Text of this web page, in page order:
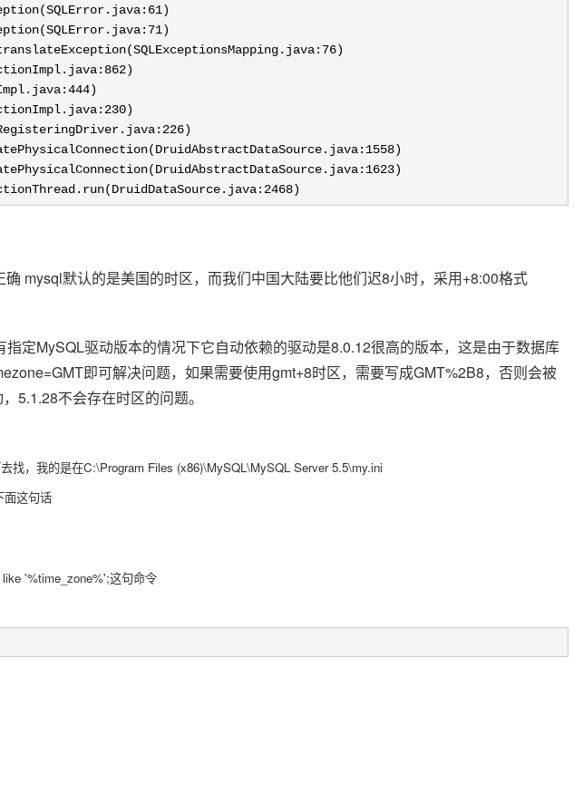
61)
71)
76)
862)
)
230)
226)
1558)
1623)
2468)
mysql默认的是美国的时区，而我们中国大陆要比他们迟8小时，采用+8:00格式
定MySQL驱动版本的情况下它自动依赖的驱动是8.0.12很高的版本，这是由于数据库
即可解决问题，如果需要使用gmt+8时区，需要写成GMT%2B8，否则会被
5.1.28不会存在时区的问题。
找，我的是在C:\Program Files (x86)\MySQL\MySQL Server 5.5\my.ini
面这句话
'%time_zone%';这句命令